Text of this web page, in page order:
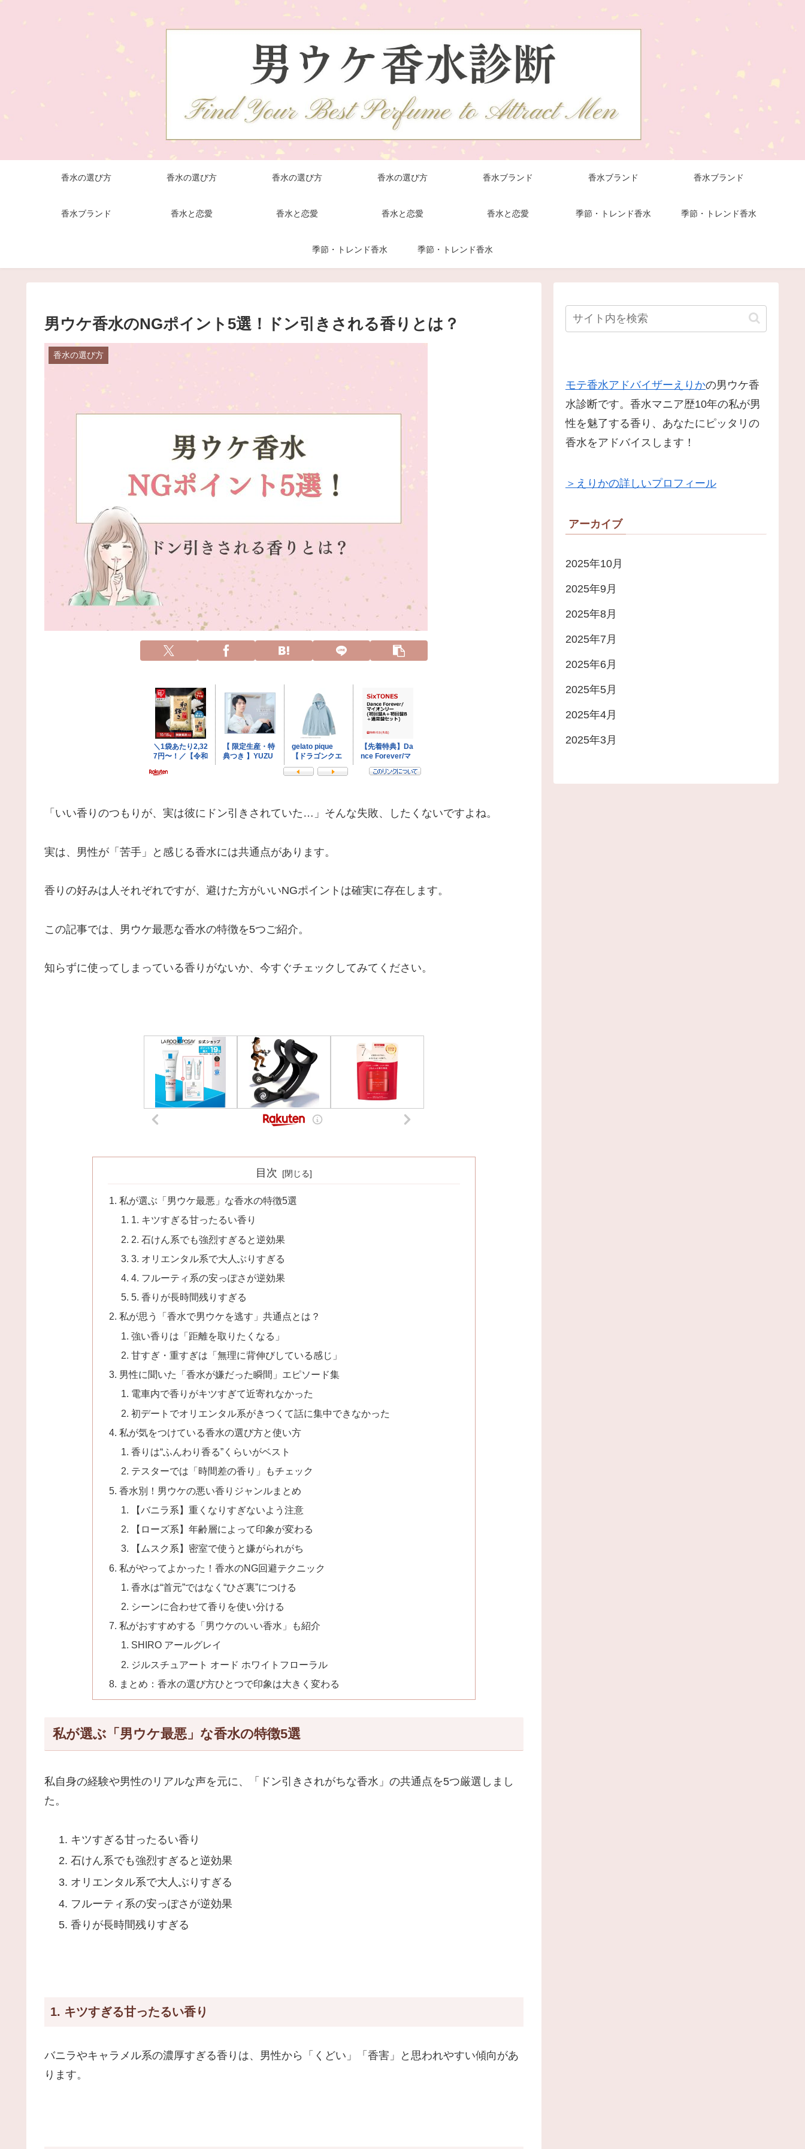
香水の選び方 香水の選び方 香水の選び方 香水の選び方 香水ブランド 香水ブランド 香水ブランド
香水ブランド 香水と恋愛 香水と恋愛 香水と恋愛 香水と恋愛 季節・トレンド香水 季節・トレンド香水
季節・トレンド香水 季節・トレンド香水
男ウケ香水のNGポイント5選！ドン引きされる香りとは？
香水の選び方
「いい香りのつもりが、実は彼にドン引きされていた…」そんな失敗、したくないですよね。
実は、男性が「苦手」と感じる香水には共通点があります。
香りの好みは人それぞれですが、避けた方がいいNGポイントは確実に存在します。
この記事では、男ウケ最悪な香水の特徴を5つご紹介。
知らずに使ってしまっている香りがないか、今すぐチェックしてみてください。
目次
私が選ぶ「男ウケ最悪」な香水の特徴5選
1. キツすぎる甘ったるい香り
2. 石けん系でも強烈すぎると逆効果
3. オリエンタル系で大人ぶりすぎる
4. フルーティ系の安っぽさが逆効果
5. 香りが長時間残りすぎる
私が思う「香水で男ウケを逃す」共通点とは？
強い香りは「距離を取りたくなる」
甘すぎ・重すぎは「無理に背伸びしている感じ」
男性に聞いた「香水が嫌だった瞬間」エピソード集
電車内で香りがキツすぎて近寄れなかった
初デートでオリエンタル系がきつくて話に集中できなかった
私が気をつけている香水の選び方と使い方
香りは“ふんわり香る”くらいがベスト
テスターでは「時間差の香り」もチェック
香水別！男ウケの悪い香りジャンルまとめ
【バニラ系】重くなりすぎないよう注意
【ローズ系】年齢層によって印象が変わる
【ムスク系】密室で使うと嫌がられがち
私がやってよかった！香水のNG回避テクニック
香水は“首元”ではなく“ひざ裏”につける
シーンに合わせて香りを使い分ける
私がおすすめする「男ウケのいい香水」も紹介
SHIRO アールグレイ
ジルスチュアート オード ホワイトフローラル
まとめ：香水の選び方ひとつで印象は大きく変わる
私が選ぶ「男ウケ最悪」な香水の特徴5選
私自身の経験や男性のリアルな声を元に、「ドン引きされがちな香水」の共通点を5つ厳選しまし
た。
キツすぎる甘ったるい香り
石けん系でも強烈すぎると逆効果
オリエンタル系で大人ぶりすぎる
フルーティ系の安っぽさが逆効果
香りが長時間残りすぎる
1. キツすぎる甘ったるい香り
バニラやキャラメル系の濃厚すぎる香りは、男性から「くどい」「香害」と思われやすい傾向があ
ります。
モテ香水アドバイザーえりかの男ウケ香
水診断です。香水マニア歴10年の私が男
性を魅了する香り、あなたにピッタリの
香水をアドバイスします！
＞えりかの詳しいプロフィール
アーカイブ
2025年10月
2025年9月
2025年8月
2025年7月
2025年6月
2025年5月
2025年4月
2025年3月